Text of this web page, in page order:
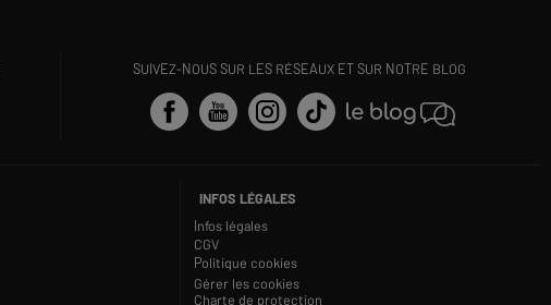
SUIVEZ-NOUS SUR LES RÉSEAUX ET SUR NOTRE BLOG
INFOS LÉGALES
Infos légales
CGV
Politique cookies
Gérer les cookies
Charte de protection